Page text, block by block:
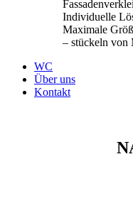
Individuelle
Maximale
– stückeln von
WC
Über uns
Kontakt